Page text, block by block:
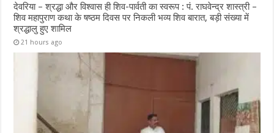
देवरिया – श्रद्धा और विश्वास ही शिव-पार्वती का स्वरूप : पं. राघवेन्द्र शास्त्री –
शिव महापुराण कथा के षष्ठम दिवस पर निकली भव्य शिव बारात, बड़ी संख्या में
श्रद्धालु हुए शामिल
21 hours ago